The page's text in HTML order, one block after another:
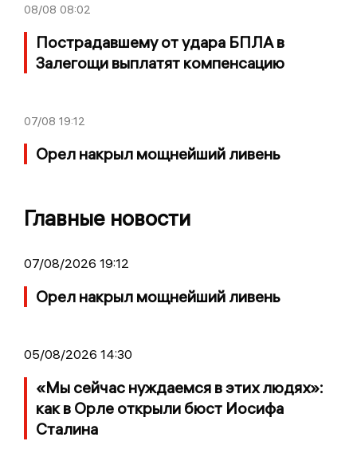
08/08 08:02
Пострадавшему от удара БПЛА в
Залегощи выплатят компенсацию
07/08 19:12
Орел накрыл мощнейший ливень
Главные новости
07/08/2026 19:12
Орел накрыл мощнейший ливень
05/08/2026 14:30
«Мы сейчас нуждаемся в этих людях»:
как в Орле открыли бюст Иосифа
Сталина